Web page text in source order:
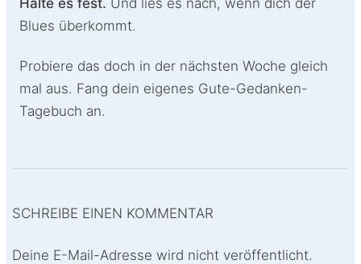
Halte es fest. Und lies es nach, wenn dich der
Blues überkommt.
Probiere das doch in der nächsten Woche gleich
mal aus. Fang dein eigenes Gute-Gedanken-
Tagebuch an.
SCHREIBE EINEN KOMMENTAR
Deine E-Mail-Adresse wird nicht veröffentlicht.